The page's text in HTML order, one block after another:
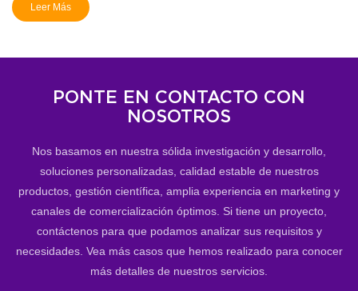
Leer Más
PONTE EN CONTACTO CON
NOSOTROS
Nos basamos en nuestra sólida investigación y desarrollo,
soluciones personalizadas, calidad estable de nuestros
productos, gestión científica, amplia experiencia en marketing y
canales de comercialización óptimos. Si tiene un proyecto,
contáctenos para que podamos analizar sus requisitos y
necesidades. Vea más casos que hemos realizado para conocer
más detalles de nuestros servicios.